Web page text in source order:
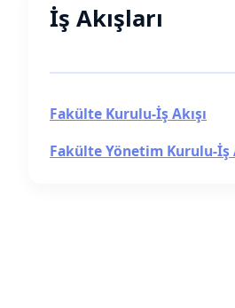
İş Akışları
Fakülte Kurulu-İş Akışı
Fakülte Yönetim Kurulu-İş